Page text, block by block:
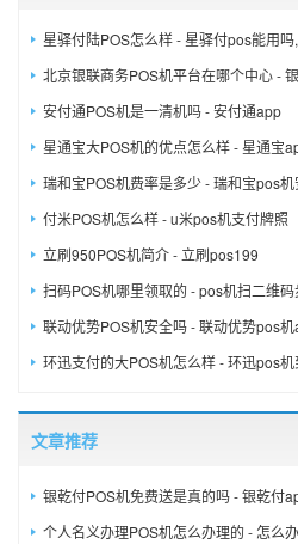
星驿付陆POS怎么样 - 星驿付pos能用
北京银联商务POS机平台在哪个中心 -
安付通POS机是一清机吗 - 安付通app
星通宝大POS机的优点怎么样 - 星通宝
瑞和宝POS机费率是多少 - 瑞和宝pos机
付米POS机怎么样 - u米pos机支付牌照
立刷950POS机简介 - 立刷pos199
扫码POS机哪里领取的 - pos机扫二维码
联动优势POS机安全吗 - 联动优势pos
环迅支付的大POS机怎么样 - 环迅pos
文章推荐
银乾付POS机免费送是真的吗 - 银乾付
个人名义办理POS机怎么办理的 - 怎么